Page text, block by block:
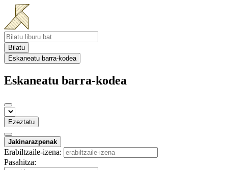
Bilatu
Eskaneatu barra-kodea
Eskaneatu barra-kodea
Ezeztatu
Jakinarazpenak
Erabiltzaile-izena:
Pasahitza: